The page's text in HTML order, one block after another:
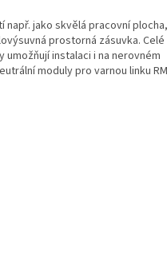
např. jako skvělá pracovní plocha,
prostorná zásuvka. Celé
instalaci i na nerovném
moduly pro varnou linku RM